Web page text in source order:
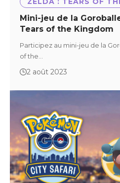
Mini-jeu de la
Tears of the Kingdom
Participez au mini-jeu de la
of the…
2 août 2023